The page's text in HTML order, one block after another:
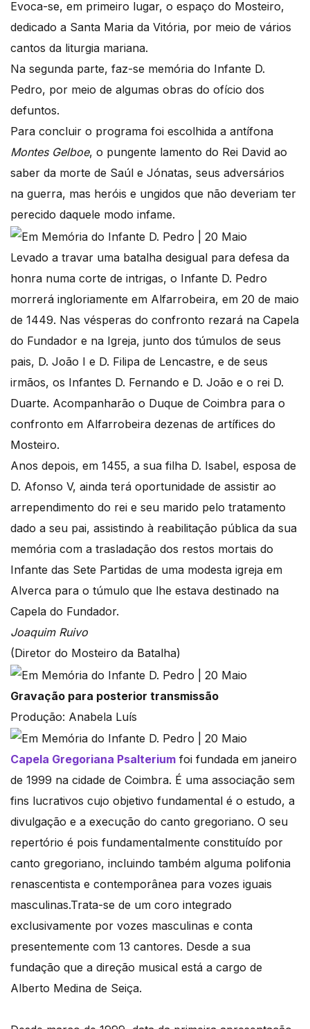
Evoca-se, em primeiro lugar, o espaço do Mosteiro,
dedicado a Santa Maria da Vitória, por meio de vários
cantos da liturgia mariana.
Na segunda parte, faz-se memória do Infante D.
Pedro, por meio de algumas obras do ofício dos
defuntos.
Para concluir o programa foi escolhida a antífona
Montes Gelboe, o pungente lamento do Rei David ao
saber da morte de Saúl e Jónatas, seus adversários
na guerra, mas heróis e ungidos que não deveriam ter
perecido daquele modo infame.
Levado a travar uma batalha desigual para defesa da
honra numa corte de intrigas, o Infante D. Pedro
morrerá ingloriamente em Alfarrobeira, em 20 de maio
de 1449. Nas vésperas do confronto rezará na Capela
do Fundador e na Igreja, junto dos túmulos de seus
pais, D. João I e D. Filipa de Lencastre, e de seus
irmãos, os Infantes D. Fernando e D. João e o rei D.
Duarte. Acompanharão o Duque de Coimbra para o
confronto em Alfarrobeira dezenas de artífices do
Mosteiro.
Anos depois, em 1455, a sua filha D. Isabel, esposa de
D. Afonso V, ainda terá oportunidade de assistir ao
arrependimento do rei e seu marido pelo tratamento
dado a seu pai, assistindo à reabilitação pública da sua
memória com a trasladação dos restos mortais do
Infante das Sete Partidas de uma modesta igreja em
Alverca para o túmulo que lhe estava destinado na
Capela do Fundador.
Joaquim Ruivo
(Diretor do Mosteiro da Batalha)
Gravação para posterior transmissão
Produção: Anabela Luís
Capela Gregoriana Psalterium foi fundada em janeiro
de 1999 na cidade de Coimbra. É uma associação sem
fins lucrativos cujo objetivo fundamental é o estudo, a
divulgação e a execução do canto gregoriano. O seu
repertório é pois fundamentalmente constituído por
canto gregoriano, incluindo também alguma polifonia
renascentista e contemporânea para vozes iguais
masculinas.Trata-se de um coro integrado
exclusivamente por vozes masculinas e conta
presentemente com 13 cantores. Desde a sua
fundação que a direção musical está a cargo de
Alberto Medina de Seiça.